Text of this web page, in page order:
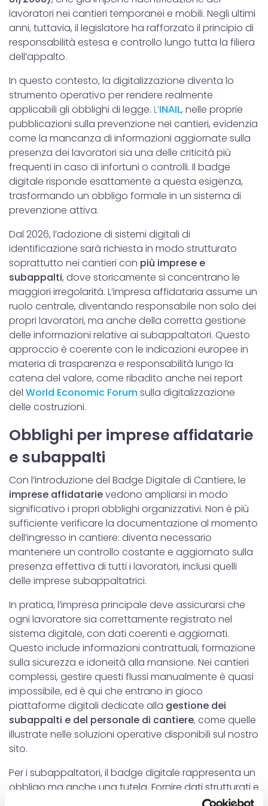
lavoratori nei cantieri temporanei e mobili. Negli ultimi
anni, tuttavia, il legislatore ha rafforzato il principio di
responsabilità estesa e controllo lungo tutta la filiera
dell’appalto.
In questo contesto, la digitalizzazione diventa lo
strumento operativo per rendere realmente
applicabili gli obblighi di legge. L’INAIL, nelle proprie
pubblicazioni sulla prevenzione nei cantieri, evidenzia
come la mancanza di informazioni aggiornate sulla
presenza dei lavoratori sia una delle criticità più
frequenti in caso di infortuni o controlli. Il badge
digitale risponde esattamente a questa esigenza,
trasformando un obbligo formale in un sistema di
prevenzione attiva.
Dal 2026, l’adozione di sistemi digitali di
identificazione sarà richiesta in modo strutturato
soprattutto nei cantieri con più imprese e
subappalti, dove storicamente si concentrano le
maggiori irregolarità. L’impresa affidataria assume un
ruolo centrale, diventando responsabile non solo dei
propri lavoratori, ma anche della corretta gestione
delle informazioni relative ai subappaltatori. Questo
approccio è coerente con le indicazioni europee in
materia di trasparenza e responsabilità lungo la
catena del valore, come ribadito anche nei report
del World Economic Forumsulla digitalizzazione
delle costruzioni.
Obblighi per imprese affidatarie
e subappalti
Con l’introduzione del Badge Digitale di Cantiere, le
imprese affidatarievedono ampliarsi in modo
significativo i propri obblighi organizzativi. Non è più
sufficiente verificare la documentazione al momento
dell’ingresso in cantiere: diventa necessario
mantenere un controllo costante e aggiornato sulla
presenza effettiva di tutti i lavoratori, inclusi quelli
delle imprese subappaltatrici.
In pratica, l’impresa principale deve assicurarsi che
ogni lavoratore sia correttamente registrato nel
sistema digitale, con dati coerenti e aggiornati.
Questo include informazioni contrattuali, formazione
sulla sicurezza e idoneità alla mansione. Nei cantieri
complessi, gestire questi flussi manualmente è quasi
impossibile, ed è qui che entrano in gioco
piattaforme digitali dedicate alla gestione dei
subappalti e del personale di cantiere, come quelle
illustrate nelle soluzioni operative disponibili sul nostro
sito.
Per i subappaltatori, il badge digitale rappresenta un
obbligo ma anche una tutela. Fornire dati strutturati e
verificabili riduce il rischio di contestazioni e migliora